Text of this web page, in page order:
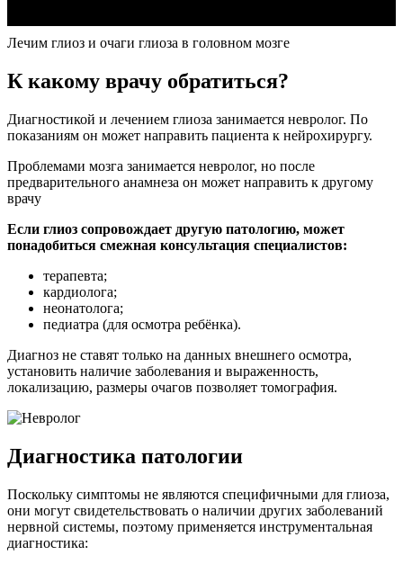
Лечим глиоз и очаги глиоза в головном мозге
К какому врачу обратиться?
Диагностикой и лечением глиоза занимается невролог. По
показаниям он может направить пациента к нейрохирургу.
Проблемами мозга занимается невролог, но после
предварительного анамнеза он может направить к другому
врачу
Если глиоз сопровождает другую патологию, может
понадобиться смежная консультация специалистов:
терапевта;
кардиолога;
неонатолога;
педиатра (для осмотра ребёнка).
Диагноз не ставят только на данных внешнего осмотра,
установить наличие заболевания и выраженность,
локализацию, размеры очагов позволяет томография.
Диагностика патологии
Поскольку симптомы не являются специфичными для глиоза,
они могут свидетельствовать о наличии других заболеваний
нервной системы, поэтому применяется инструментальная
диагностика: